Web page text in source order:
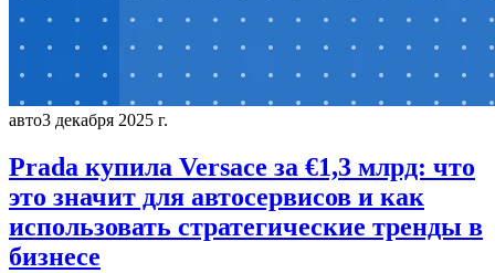
авто3 декабря 2025 г.
Prada купила Versace за €1,3 млрд: что
это значит для автосервисов и как
использовать стратегические тренды в
бизнесе